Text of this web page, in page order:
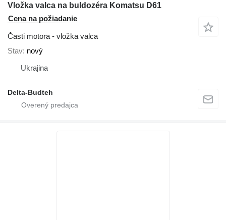
Vložka valca na buldozéra Komatsu D61
Cena na požiadanie
Časti motora - vložka valca
Stav nový
Ukrajina
Delta-Budteh